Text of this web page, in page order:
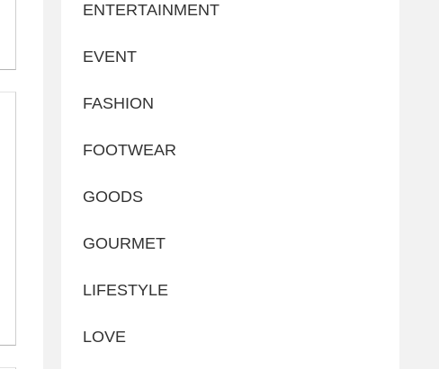
ENTERTAINMENT
EVENT
FASHION
FOOTWEAR
GOODS
GOURMET
LIFESTYLE
LOVE